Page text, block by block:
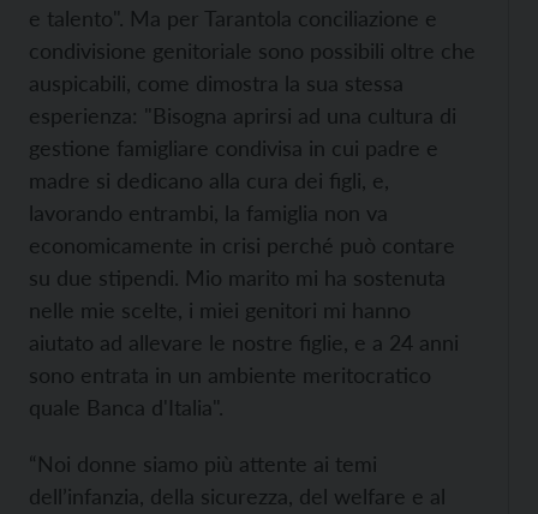
e talento". Ma per Tarantola conciliazione e
condivisione genitoriale sono possibili oltre che
auspicabili, come dimostra la sua stessa
esperienza: "Bisogna aprirsi ad una cultura di
gestione famigliare condivisa in cui padre e
madre si dedicano alla cura dei figli, e,
lavorando entrambi, la famiglia non va
economicamente in crisi perché può contare
su due stipendi. Mio marito mi ha sostenuta
nelle mie scelte, i miei genitori mi hanno
aiutato ad allevare le nostre figlie, e a 24 anni
sono entrata in un ambiente meritocratico
quale Banca d'Italia".
“Noi donne siamo più attente ai temi
dell’infanzia, della sicurezza, del welfare e al